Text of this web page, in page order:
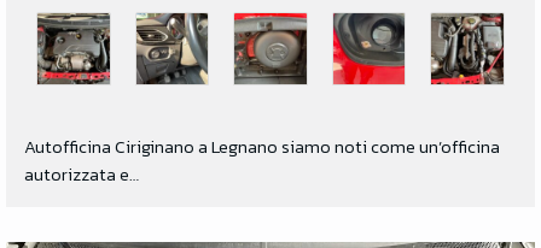
Autofficina Ciriginano a Legnano siamo noti come un’officina
autorizzata e…